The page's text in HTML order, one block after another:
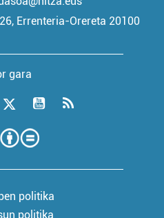
Errenteria-Orereta 20100
gara
politika
politika